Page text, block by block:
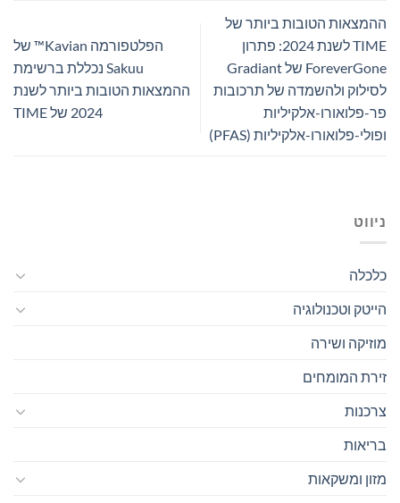
ההמצאות הטובות ביותר של
TIME לשנת 2024: פתרון
ForeverGone של Gradiant
לסילוק ולהשמדה של תרכובות
פר-פלואורו-אלקיליות
ופולי-פלואורו-אלקיליות (PFAS)
הפלטפורמה Kavian™ של
Sakuu נכללת ברשימת
ההמצאות הטובות ביותר לשנת
2024 של TIME
ניווט
כלכלה
הייטק וטכנולוגיה
מוזיקה ושירה
זירת המומחים
צרכנות
בריאות
מזון ומשקאות